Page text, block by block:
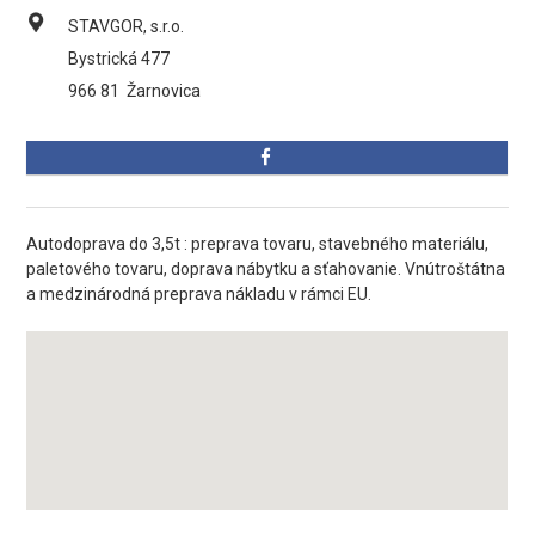
STAVGOR, s.r.o.
Bystrická 477
966 81 Žarnovica
Autodoprava do 3,5t : preprava tovaru, stavebného materiálu,
paletového tovaru, doprava nábytku a sťahovanie. Vnútroštátna
a medzinárodná preprava nákladu v rámci EU.